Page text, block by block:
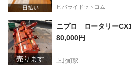
ヒバライドットコム
売ります
80,000円
上北町駅